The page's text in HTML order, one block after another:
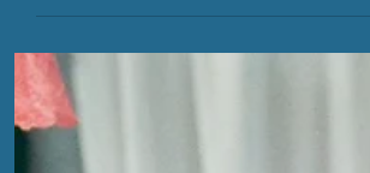
von Theater Magica die Geschichte von
Erzählung über die mühsame,
Gullinborsti durch die Zwerge, während
Raumes Toni Materne, RheinElektra und
genau diesen Prozess klanglich imitierten.